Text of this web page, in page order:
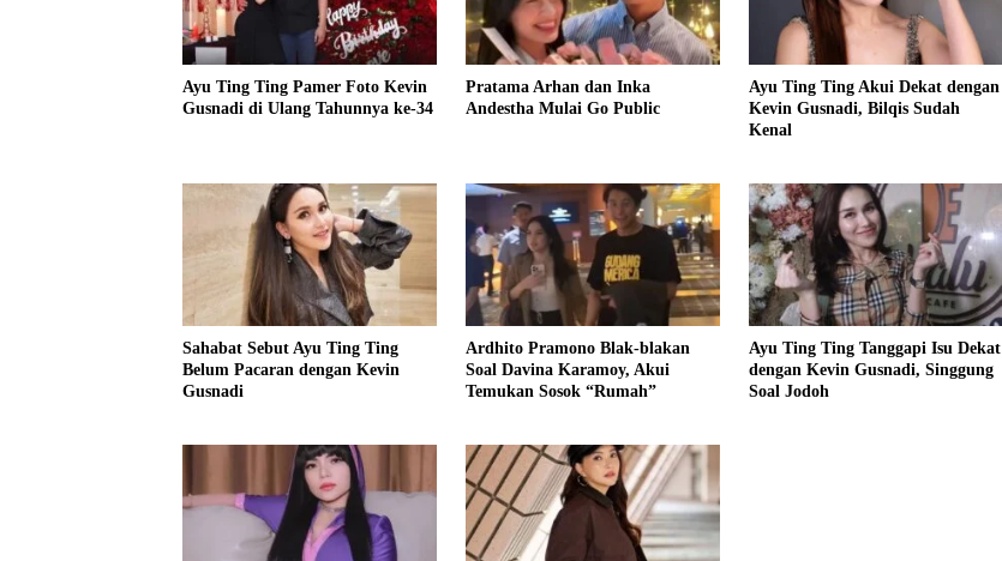
Ayu Ting Ting Pamer Foto Kevin
Gusnadi di Ulang Tahunnya ke-34
Pratama Arhan dan Inka
Andestha Mulai Go Public
Ayu Ting Ting Akui Dekat dengan
Kevin Gusnadi, Bilqis Sudah
Kenal
Sahabat Sebut Ayu Ting Ting
Belum Pacaran dengan Kevin
Gusnadi
Ardhito Pramono Blak-blakan
Soal Davina Karamoy, Akui
Temukan Sosok “Rumah”
Ayu Ting Ting Tanggapi Isu Dekat
dengan Kevin Gusnadi, Singgung
Soal Jodoh